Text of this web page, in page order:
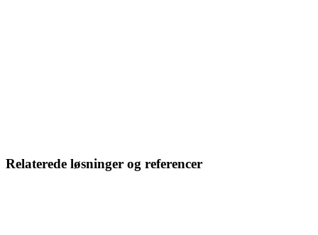
Relaterede løsninger og referencer